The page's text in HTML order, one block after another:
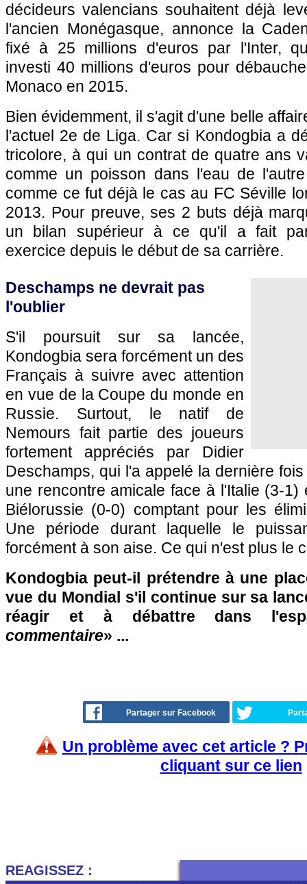
décideurs valencians souhaitent déjà
l'ancien Monégasque, annonce la
fixé à 25 millions d'euros par l'Inter,
investi 40 millions d'euros pour
Monaco en 2015.
Bien évidemment, il s'agit d'une belle
l'actuel 2e de Liga. Car si Kondogbia a
tricolore, à qui un contrat de quatre ans
comme un poisson dans l'eau de
comme ce fut déjà le cas au FC Séville
2013. Pour preuve, ses 2 buts déjà
un bilan supérieur à ce qu'il a fait
exercice depuis le début de sa carrière.
Deschamps ne devrait pas
l'oublier
S'il poursuit sur sa lancée,
Kondogbia sera forcément un des
Français à suivre avec attention
en vue de la Coupe du monde en
Russie. Surtout, le natif de
Nemours fait partie des joueurs
fortement appréciés par Didier
Deschamps, qui l'a appelé la dernière
une rencontre amicale face à l'Italie (3-1)
Biélorussie (0-0) comptant pour les
Une période durant laquelle le
forcément à son aise. Ce qui n'est plus le
Kondogbia peut-il prétendre à une
vue du Mondial s'il continue sur sa
réagir et à débattre dans
commentaire» ...
Partager sur Facebook
Un problème avec cet article ?
cliquant sur ce lien
REAGISSEZ :